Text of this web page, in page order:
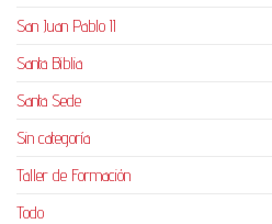
San Juan Pablo II
Santa Biblia
Santa Sede
Sin categoría
Taller de Formación
Todo